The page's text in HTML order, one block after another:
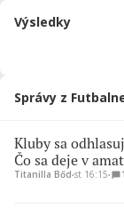
Výsledky
Správy z
Kluby sa
Čo sa deje v
Titanilla Bőd∙st 16:15∙ 1